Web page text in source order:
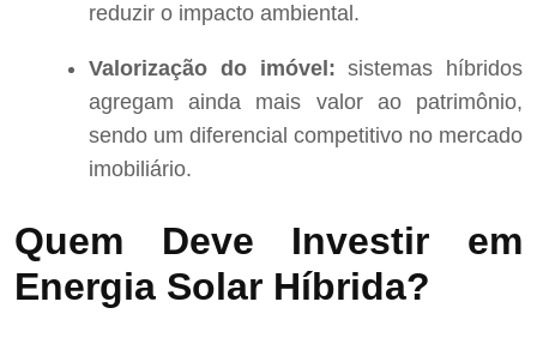
reduzir o impacto ambiental.
Valorização do imóvel: sistemas híbridos
agregam ainda mais valor ao patrimônio,
sendo um diferencial competitivo no mercado
imobiliário.
Quem Deve Investir em
Energia Solar Híbrida?